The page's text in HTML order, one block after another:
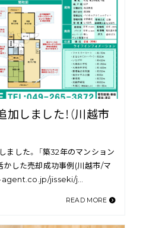
しました！（川越市
ました。 「築32年のマンション
した売却成功事例(川越市/マ
agent.co.jp/jisseki/j…
READ MORE